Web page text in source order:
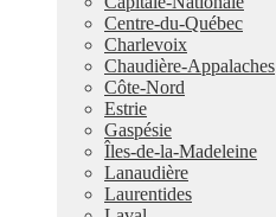
Centre-du-Québec
Charlevoix
Chaudière-Appalaches
Côte-Nord
Estrie
Gaspésie
Îles-de-la-Madeleine
Lanaudière
Laurentides